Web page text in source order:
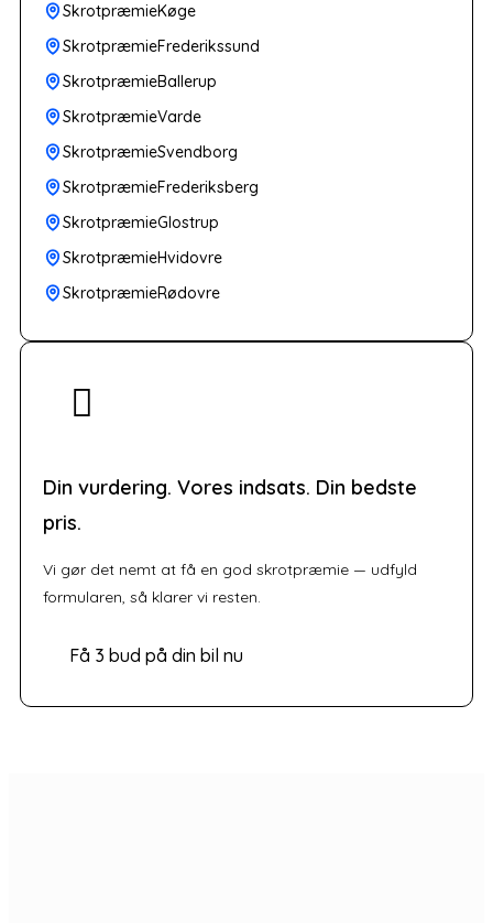
SkrotpræmieKøge
SkrotpræmieFrederikssund
SkrotpræmieBallerup
SkrotpræmieVarde
SkrotpræmieSvendborg
SkrotpræmieFrederiksberg
SkrotpræmieGlostrup
SkrotpræmieHvidovre
SkrotpræmieRødovre
Din vurdering. Vores indsats. Din bedste
pris.
Vi gør det nemt at få en god skrotpræmie — udfyld
formularen, så klarer vi resten.
Få 3 bud på din bil nu